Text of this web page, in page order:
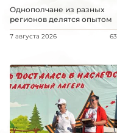
Однополчане из разных
регионов делятся опытом
7 августа 2026 63